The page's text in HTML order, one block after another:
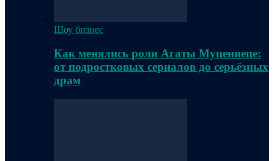
Шоу бизнес
Как менялись роли Агаты Муцениеце:
от подростковых сериалов до серьёзных
драм